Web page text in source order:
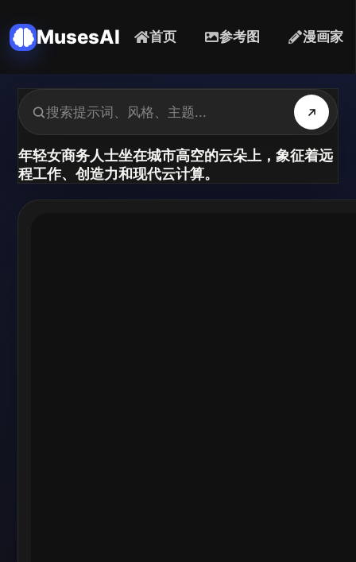
MusesAI 首页 参考图 漫画家
年轻女商务人士坐在城市高空的云朵上，象征着远
程工作、创造力和现代云计算。